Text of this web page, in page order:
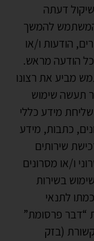
דעתה
להמשך
הודעות ו/או
הודעה מראש.
מביע את רצונו
תעשה שימוש
מידע כללי
כתבות, מידע
שירותים
ו/או מסרונים
בשירות
לתנאי
“דבר פרסומת”
לחוק התקשורת (בזק